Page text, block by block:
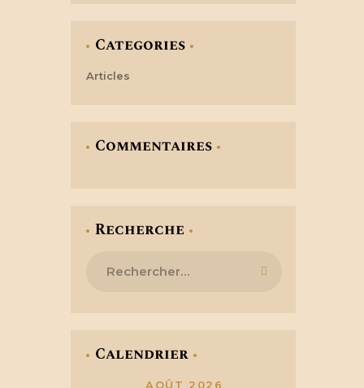
Categories
Articles
Commentaires
Recherche
Calendrier
AOÛT 2026